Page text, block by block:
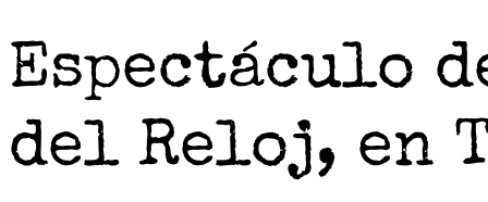
Espectáculo
del Reloj, en